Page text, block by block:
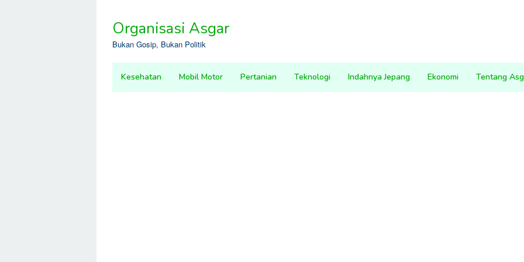
contentOrganisasi Asgar
Bukan Gosip, Bukan Politik
Kesehatan Mobil Motor Pertanian Teknologi Indahnya Jepang Ekonomi Tentang